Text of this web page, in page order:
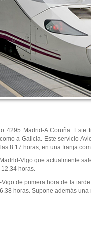
4295 Madrid-A Coruña.
a Galicia. Este servicio
8.17 horas, en una franja
Vigo que actualmente
horas.
de primera hora de la
horas. Supone además